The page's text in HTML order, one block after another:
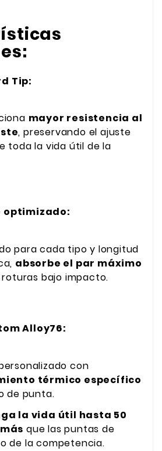
Tip:
mayor resistencia al
, preservando el ajuste
toda la vida útil de la
optimizado:
para cada tipo y longitud
absorbe el par máximo
bajo impacto.
Alloy76:
con
térmico específico
de punta.
la vida útil hasta 50
que las puntas de
de la competencia.